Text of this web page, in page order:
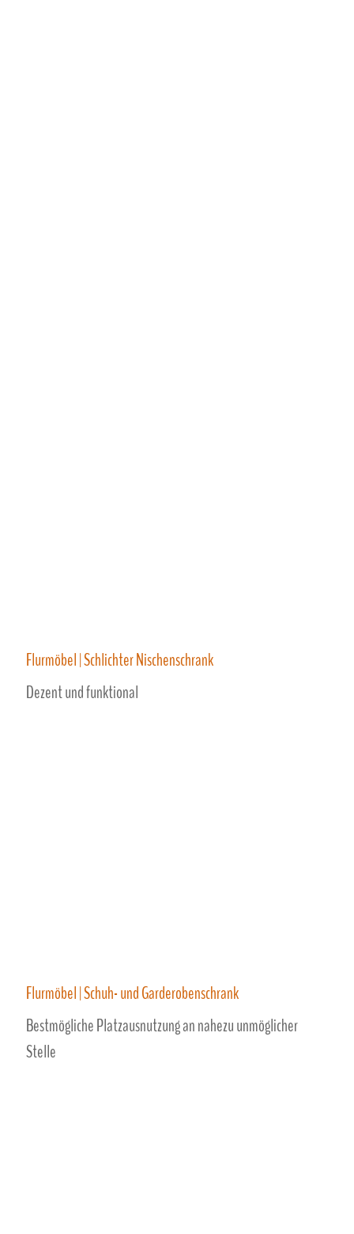
Flurmöbel | Schlichter Nischenschrank
Dezent und funktional
Flurmöbel | Schuh- und Garderobenschrank
Bestmögliche Platzausnutzung an nahezu unmöglicher
Stelle